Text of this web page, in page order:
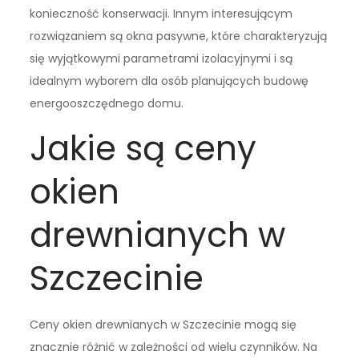
konieczność konserwacji. Innym interesującym
rozwiązaniem są okna pasywne, które charakteryzują
się wyjątkowymi parametrami izolacyjnymi i są
idealnym wyborem dla osób planujących budowę
energooszczędnego domu.
Jakie są ceny
okien
drewnianych w
Szczecinie
Ceny okien drewnianych w Szczecinie mogą się
znacznie różnić w zależności od wielu czynników. Na